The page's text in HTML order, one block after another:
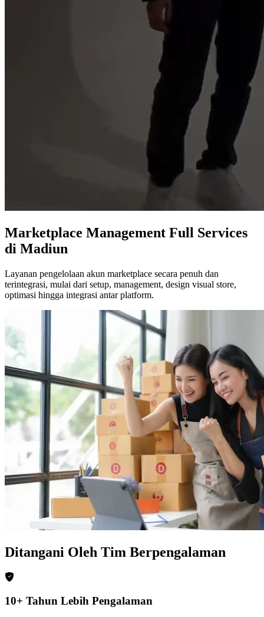
Marketplace Management Full Services
di Madiun
Layanan pengelolaan akun marketplace secara penuh dan
terintegrasi, mulai dari setup, management, design visual store,
optimasi hingga integrasi antar platform.
Ditangani Oleh Tim Berpengalaman
10+ Tahun Lebih Pengalaman